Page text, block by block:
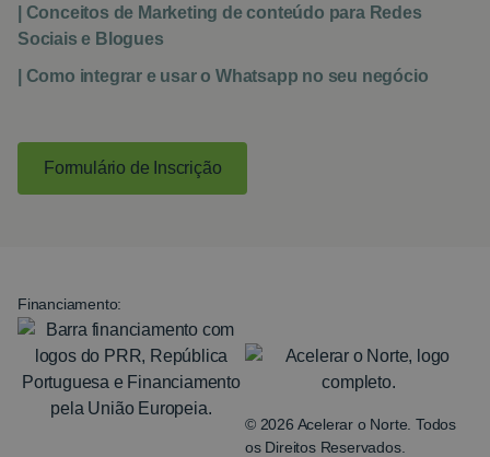
| Conceitos de Marketing de conteúdo para Redes
Sociais e Blogues
| Como integrar e usar o Whatsapp no seu negócio
Formulário de Inscrição
© 2026 Acelerar o Norte. Todos
os Direitos Reservados.
Financiamento: